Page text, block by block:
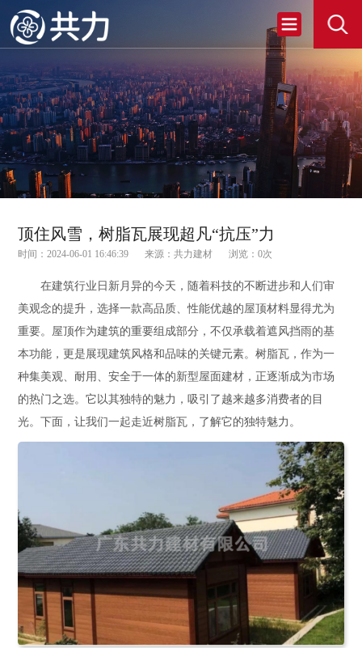
顶住风雪，树脂瓦展现超凡“抗压”力
时间：2024-06-01 16:46:39 来源：共力建材 浏览：0次
在建筑行业日新月异的今天，随着科技的不断进步和人们审
美观念的提升，选择一款高品质、性能优越的屋顶材料显得尤为
重要。屋顶作为建筑的重要组成部分，不仅承载着遮风挡雨的基
本功能，更是展现建筑风格和品味的关键元素。树脂瓦，作为一
种集美观、耐用、安全于一体的新型屋面建材，正逐渐成为市场
的热门之选。它以其独特的魅力，吸引了越来越多消费者的目
光。下面，让我们一起走近树脂瓦，了解它的独特魅力。